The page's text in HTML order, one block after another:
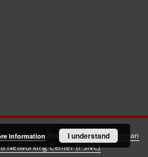
6.3.21software created by
Poznan
Networking Center (PSNC)
information I understand